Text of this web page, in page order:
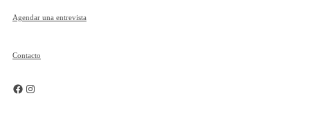
Agendar una entrevista
Contacto
Facebook Instagram